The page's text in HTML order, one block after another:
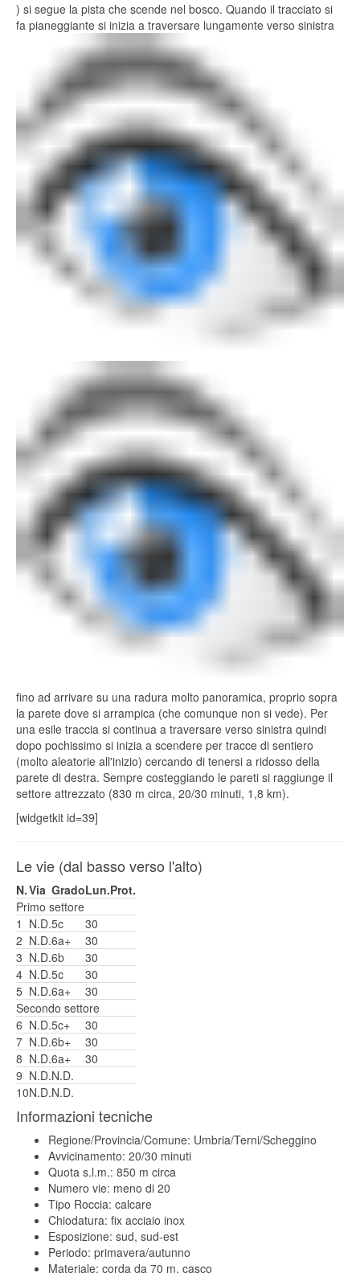
) si segue la pista che scende nel bosco. Quando il tracciato si
fa pianeggiante si inizia a traversare lungamente verso sinistra
fino ad arrivare su una radura molto panoramica, proprio sopra
la parete dove si arrampica (che comunque non si vede). Per
una esile traccia si continua a traversare verso sinistra quindi
dopo pochissimo si inizia a scendere per tracce di sentiero
(molto aleatorie all'inizio) cercando di tenersi a ridosso della
parete di destra. Sempre costeggiando le pareti si raggiunge il
settore attrezzato (830 m circa, 20/30 minuti, 1,8 km).
[widgetkit id=39]
Le vie (dal basso verso l'alto)
N.Via GradoLun.Prot.
Primo settore
1 N.D.5c
30
2 N.D.6a+
30
3 N.D.6b
30
4 N.D.5c
30
5 N.D.6a+
30
Secondo settore
6 N.D.5c+
30
7 N.D.6b+
30
8 N.D.6a+
30
9 N.D.N.D.
10N.D.N.D.
Informazioni tecniche
Regione/Provincia/Comune: Umbria/Terni/Scheggino
Avvicinamento: 20/30 minuti
Quota s.l.m.: 850 m circa
Numero vie: meno di 20
Tipo Roccia: calcare
Chiodatura: fix acciaio inox
Esposizione: sud, sud-est
Periodo: primavera/autunno
Materiale: corda da 70 m, casco